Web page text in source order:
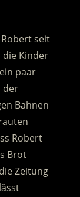
seit
Kinder
paar
der
Bahnen
Robert
Brot
Zeitung